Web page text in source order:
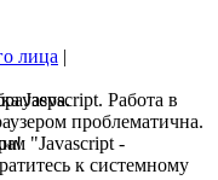
лица |
Jasvscript. Работа в
"Javascript -
проблематична.
к системному